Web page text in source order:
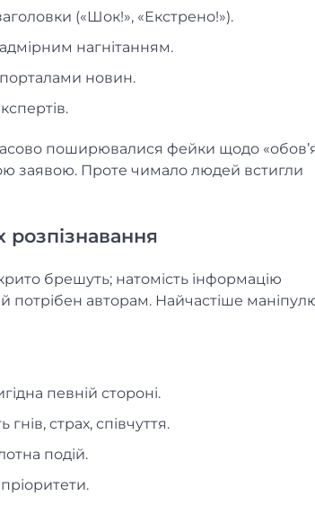
(«Шок!», «Екстрено!»).
нагнітанням.
новин.
поширювалися фейки щодо
заявою. Проте чимало людей встигли
розпізнавання
брешуть; натомість інформацію
потрібен авторам. Найчастіше
певній стороні.
страх, співчуття.
подій.